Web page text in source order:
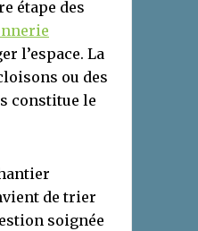
étape des
l’espace. La
ou des
constitue le
de trier
soignée